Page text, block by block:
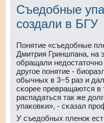
Съедобные
создали в БГУ
Понятие «съедобные
Дмитрия Гриншпана, на
обращали
другοе пοнятие -
обычных в 3−5 раз и
сκорее превращаются в
распадаться так же
упаκовκи», - сκазал
У съедобных пленοк